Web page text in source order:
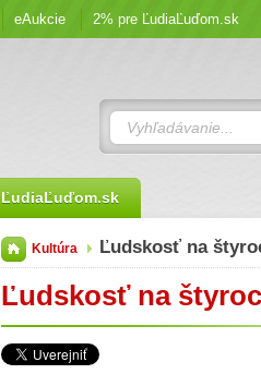
eAukcie 2% pre ĽudiaĽuďom.sk
ĽudiaĽuďom.sk
Kultúra Ľudskosť na
Ľudskosť na